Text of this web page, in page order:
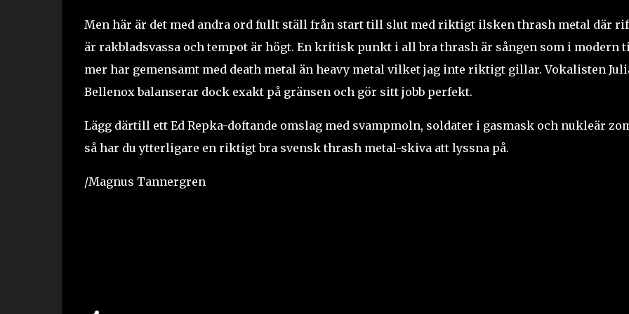
Men här är det med andra ord fullt ställ från start till slut med riktigt ilsken thrash metal där
är rakbladsvassa och tempot är högt. En kritisk punkt i all bra thrash är sången som i modern
mer har gemensamt med death metal än heavy metal vilket jag inte riktigt gillar. Vokalisten
Bellenox balanserar dock exakt på gränsen och gör sitt jobb perfekt.
Lägg därtill ett Ed Repka-doftande omslag med svampmoln, soldater i gasmask och nukleär
så har du ytterligare en riktigt bra svensk thrash metal-skiva att lyssna på.
/Magnus Tannergren